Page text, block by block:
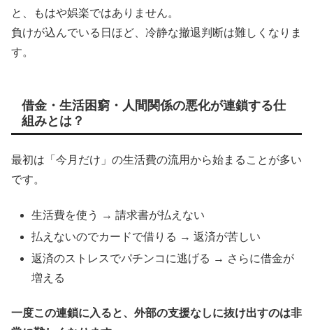
と、もはや娯楽ではありません。
負けが込んでいる日ほど、冷静な撤退判断は難しくなりま
す。
借金・生活困窮・人間関係の悪化が連鎖する仕
組みとは？
最初は「今月だけ」の生活費の流用から始まることが多い
です。
生活費を使う → 請求書が払えない
払えないのでカードで借りる → 返済が苦しい
返済のストレスでパチンコに逃げる → さらに借金が
増える
一度この連鎖に入ると、外部の支援なしに抜け出すのは非